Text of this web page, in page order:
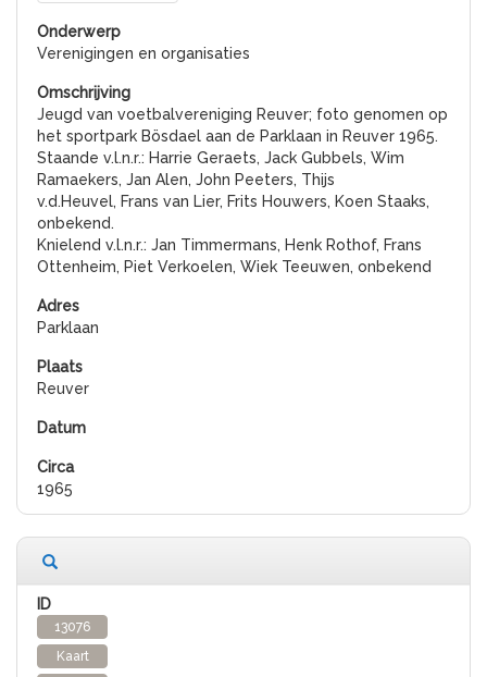
Verenigingen en organisaties
Jeugd van voetbalvereniging Reuver; foto genomen op
het sportpark Bösdael aan de Parklaan in Reuver 1965.
Staande v.l.n.r.: Harrie Geraets, Jack Gubbels, Wim
Ramaekers, Jan Alen, John Peeters, Thijs
v.d.Heuvel, Frans van Lier, Frits Houwers, Koen Staaks,
onbekend.
Knielend v.l.n.r.: Jan Timmermans, Henk Rothof, Frans
Ottenheim, Piet Verkoelen, Wiek Teeuwen, onbekend
Parklaan
Reuver
1965
13076
Kaart